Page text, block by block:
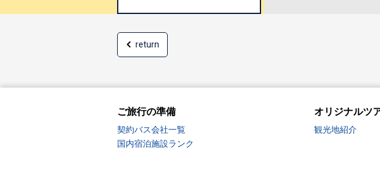
return
ご旅行の準備
契約バス会社一覧
国内宿泊施設ランク
オリジナルツ
観光地紹介